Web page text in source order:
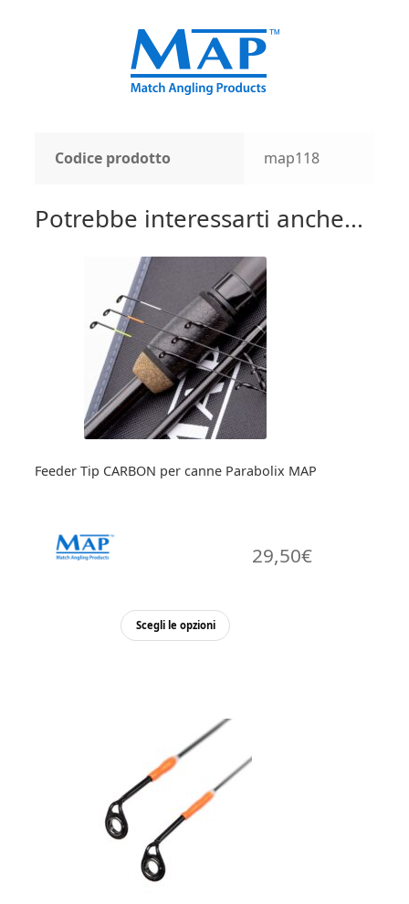
Codice prodotto map118
Potrebbe interessarti anche...
Feeder Tip CARBON per canne Parabolix MAP
29,50€
Scegli le opzioni
Questo
opzioni
possono